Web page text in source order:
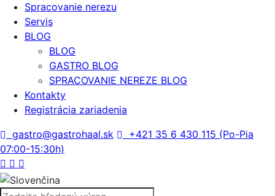
Spracovanie nerezu
Servis
BLOG
BLOG
GASTRO BLOG
SPRACOVANIE NEREZE BLOG
Kontakty
Registrácia zariadenia
gastro@gastrohaal.sk
+421 35 6 430 115 (Po-Pia
07:00-15:30h)